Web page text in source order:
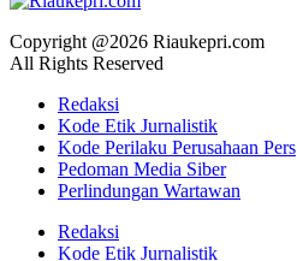
Copyright @2026 Riaukepri.com
All Rights Reserved
Redaksi
Kode Etik Jurnalistik
Kode Perilaku Perusahaan Pers
Pedoman Media Siber
Perlindungan Wartawan
Redaksi
Kode Etik Jurnalistik